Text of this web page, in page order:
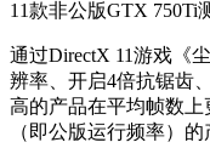
11款非公版GTX 750Ti
通过DirectX 11游戏《
辨率、开启4倍抗锯齿
高的产品在平均帧数
（即公版运行频率）